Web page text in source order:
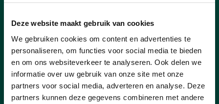
Deze website maakt gebruik van cookies
We gebruiken cookies om content en advertenties te
personaliseren, om functies voor social media te bieden
en om ons websiteverkeer te analyseren. Ook delen we
informatie over uw gebruik van onze site met onze
partners voor social media, adverteren en analyse. Deze
partners kunnen deze gegevens combineren met andere
Engagementsverklaringen
rioleringsprojecten Torhout
24/06/26